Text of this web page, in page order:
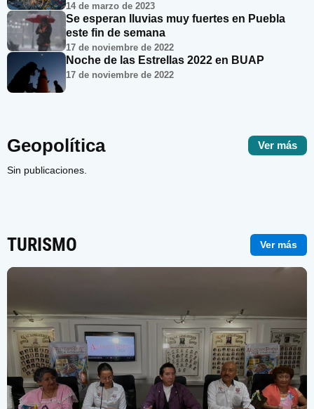
14 de marzo de 2023
Se esperan lluvias muy fuertes en Puebla
este fin de semana
17 de noviembre de 2022
Noche de las Estrellas 2022 en BUAP
17 de noviembre de 2022
Geopolítica Ver más
Sin publicaciones.
TURISMO Ver más